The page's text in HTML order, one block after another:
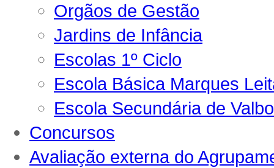
Orgãos de Gestão
Jardins de Infância
Escolas 1º Ciclo
Escola Básica Marques
Escola Secundária de
Concursos
Avaliação externa do